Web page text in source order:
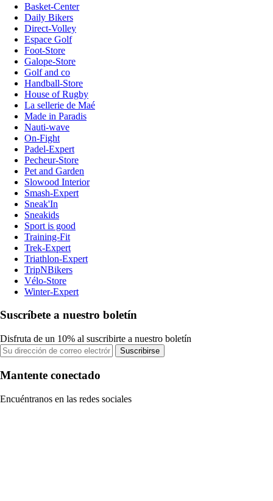
Basket-Center
Daily Bikers
Direct-Volley
Espace Golf
Foot-Store
Galope-Store
Golf and co
Handball-Store
House of Rugby
La sellerie de Maé
Made in Paradis
Nauti-wave
On-Fight
Padel-Expert
Pecheur-Store
Pet and Garden
Slowood Interior
Smash-Expert
Sneak'In
Sneakids
Sport is good
Training-Fit
Trek-Expert
Triathlon-Expert
TripNBikers
Vélo-Store
Winter-Expert
Suscríbete a nuestro boletín
Disfruta de un 10% al suscribirte a nuestro boletín
Suscribirse
Mantente conectado
Encuéntranos en las redes sociales